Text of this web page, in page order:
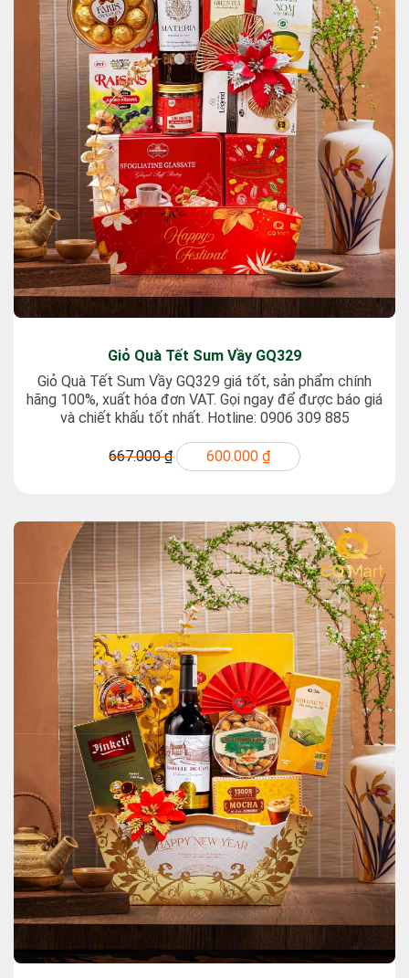
Giỏ Quà Tết Sum Vầy GQ329
Giỏ Quà Tết Sum Vầy GQ329 giá tốt, sản phẩm chính
hãng 100%, xuất hóa đơn VAT. Gọi ngay để được báo giá
và chiết khấu tốt nhất. Hotline: 0906 309 885
667.000 ₫ 600.000 ₫